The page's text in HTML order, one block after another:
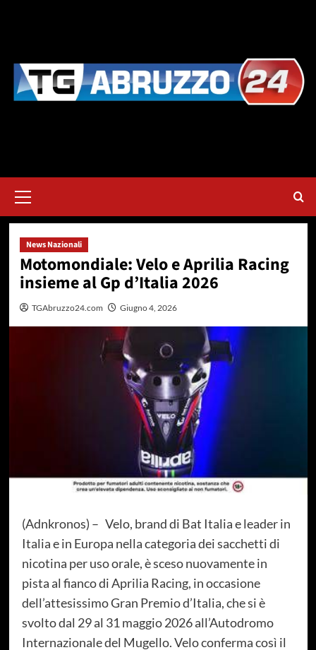
principale
News Nazionali
Motomondiale: Velo e Aprilia Racing
insieme al Gp d’Italia 2026
TGAbruzzo24.com Giugno 4, 2026
(Adnkronos) – Velo, brand di Bat Italia e leader in
Italia e in Europa nella categoria dei sacchetti di
nicotina per uso orale, è sceso nuovamente in
pista al fianco di Aprilia Racing, in occasione
dell’attesissimo Gran Premio d’Italia, che si è
svolto dal 29 al 31 maggio 2026 all’Autodromo
Internazionale del Mugello. Velo conferma così il